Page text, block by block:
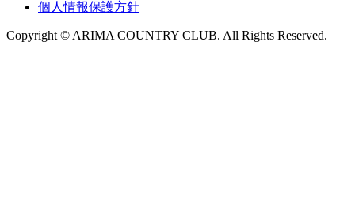
個人情報保護方針
Copyright © ARIMA COUNTRY CLUB. All Rights Reserved.